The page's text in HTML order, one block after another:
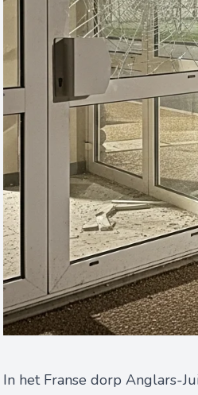
In het Franse dorp Anglars-